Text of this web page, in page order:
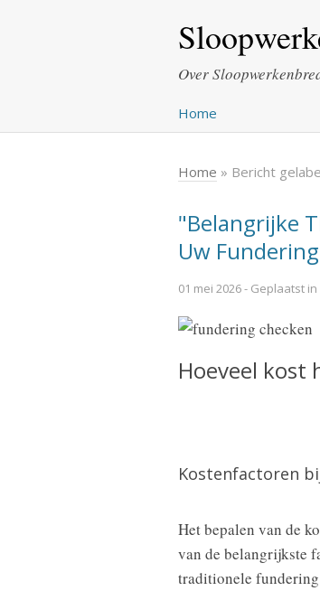
Over
Home
Home » Bericht
"Belangrijke
Uw
01 mei 2026- Geplaatst in
Hoeveel kost
Kostenfactoren
Het bepalen van de
van de belangrijkste
traditionele